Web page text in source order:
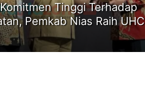
Tinggi Terhadap
Pemkab Nias Raih UHC